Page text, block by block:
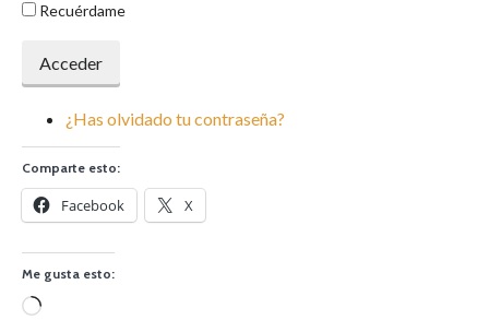
Recuérdame
Acceder
¿Has olvidado tu contraseña?
Comparte esto:
Facebook X
Me gusta esto:
Cargando...